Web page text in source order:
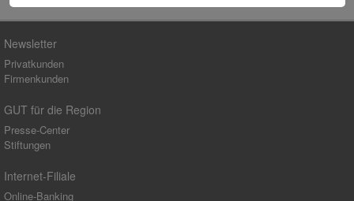
Newsletter
Privatkunden
Firmenkunden
GUT für die Region
Presse-Center
Stiftungen
Internet-Filiale
Online-Banking